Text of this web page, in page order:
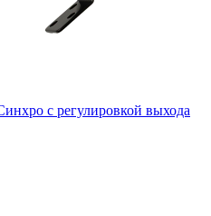
с регулировкой выхода